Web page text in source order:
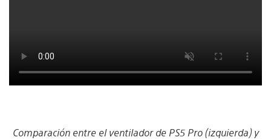
Comparación entre el ventilador de PS5 Pro (izquierda) y